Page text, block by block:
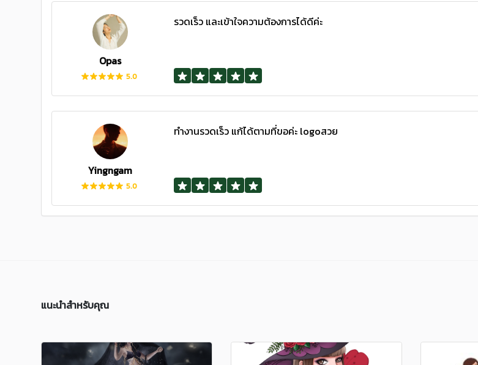
Opas
5.0
รวดเร็ว และเข้าใจความต้องการได้ดีค่ะ
Yingngam
5.0
ทำงานรวดเร็ว แก้ได้ตามที่ขอค่ะ logoสวย
แนะนำสำหรับคุณ